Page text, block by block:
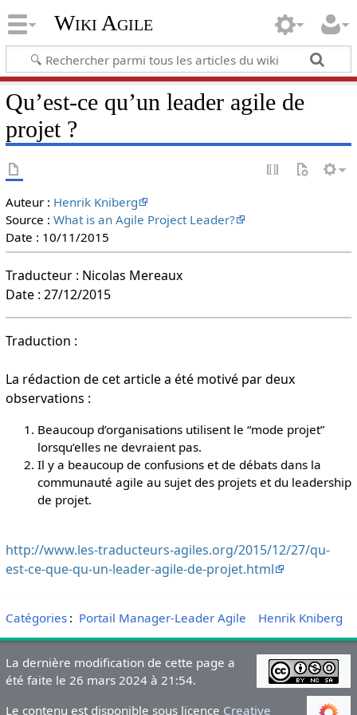
Wiki Agile
Qu’est-ce qu’un leader agile de
projet ?
Auteur : Henrik Kniberg
Source : What is an Agile Project Leader?
Date : 10/11/2015
Traducteur : Nicolas Mereaux
Date : 27/12/2015
Traduction :
La rédaction de cet article a été motivé par deux
observations :
Beaucoup d’organisations utilisent le “mode projet”
lorsqu’elles ne devraient pas.
Il y a beaucoup de confusions et de débats dans la
communauté agile au sujet des projets et du leadership
de projet.
http://www.les-traducteurs-agiles.org/2015/12/27/qu-
est-ce-que-qu-un-leader-agile-de-projet.html
Catégories: Portail Manager-Leader Agile Henrik Kniberg
La dernière modification de cette page a
été faite le 26 mars 2024 à 21:54.
Le contenu est disponible sous licence Creative